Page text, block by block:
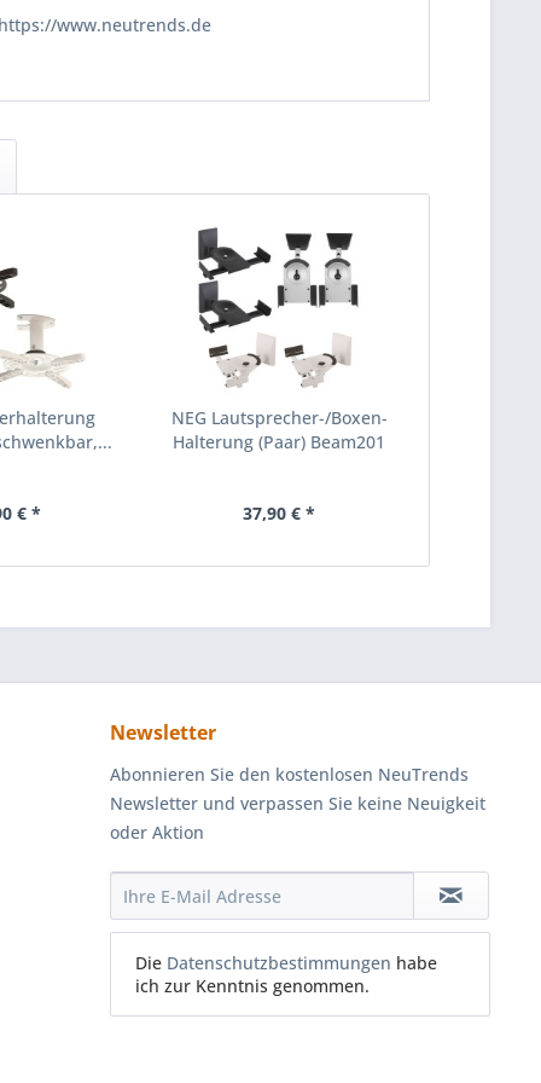
https://www.neutrends.de
€ *
NEG Lautsprecher-/Boxen-
Halterung (Paar) Beam201
37,90 € *
Newsletter
Abonnieren Sie den kostenlosen NeuTrends
Newsletter und verpassen Sie keine Neuigkeit
oder Aktion
Die Datenschutzbestimmungen habe
ich zur Kenntnis genommen.